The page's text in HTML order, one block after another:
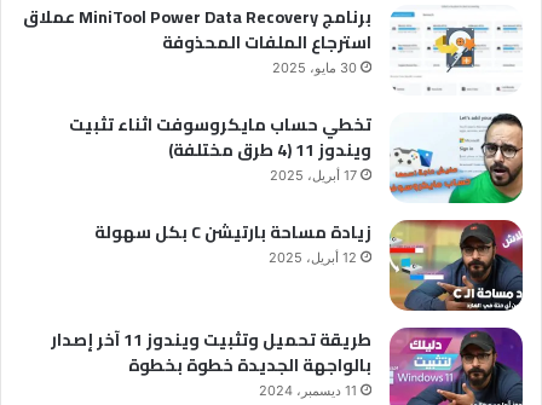
برنامج MiniTool Power Data Recovery عملاق
استرجاع الملفات المحذوفة
30 مايو، 2025
تخطي حساب مايكروسوفت اثناء تثبيت
ويندوز 11 (4 طرق مختلفة)
17 أبريل، 2025
زيادة مساحة بارتيشن C بكل سهولة
12 أبريل، 2025
طريقة تحميل وتثبيت ويندوز 11 آخر إصدار
بالواجهة الجديدة خطوة بخطوة
11 ديسمبر، 2024